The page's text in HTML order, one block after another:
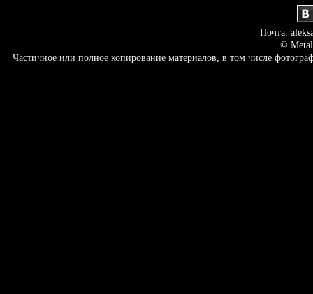
Почта:
©
Частичное или полное копирование материалов, в том числе